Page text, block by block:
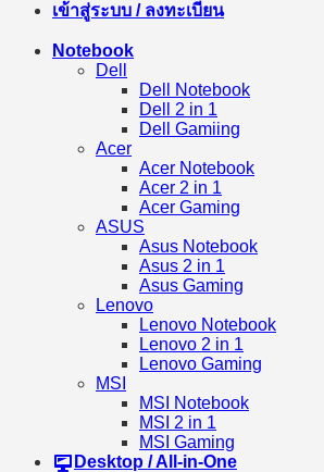
เข้าสู่ระบบ / ลงทะเบียน
Notebook
Dell
Dell Notebook
Dell 2 in 1
Dell Gamiing
Acer
Acer Notebook
Acer 2 in 1
Acer Gaming
ASUS
Asus Notebook
Asus 2 in 1
Asus Gaming
Lenovo
Lenovo Notebook
Lenovo 2 in 1
Lenovo Gaming
MSI
MSI Notebook
MSI 2 in 1
MSI Gaming
Desktop / All-in-One